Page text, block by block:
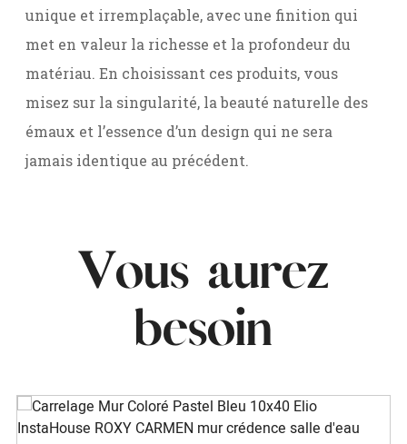
unique et irremplaçable, avec une finition qui
met en valeur la richesse et la profondeur du
matériau. En choisissant ces produits, vous
misez sur la singularité, la beauté naturelle des
émaux et l’essence d’un design qui ne sera
jamais identique au précédent.
Vous aurez
besoin